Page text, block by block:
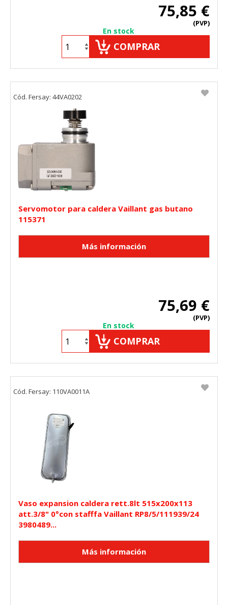
75,85 €
(PVP)
En stock
COMPRAR
Servomotor para caldera Vaillant gas butano
115371
75,69 €
(PVP)
En stock
COMPRAR
Cód. Fersay: 44VA0202
Vaso expansion caldera rett.8lt 515x200x113
att.3/8" 0°con stafffa Vaillant RP8/5/111939/24
3980489...
Cód. Fersay: 110VA0011A